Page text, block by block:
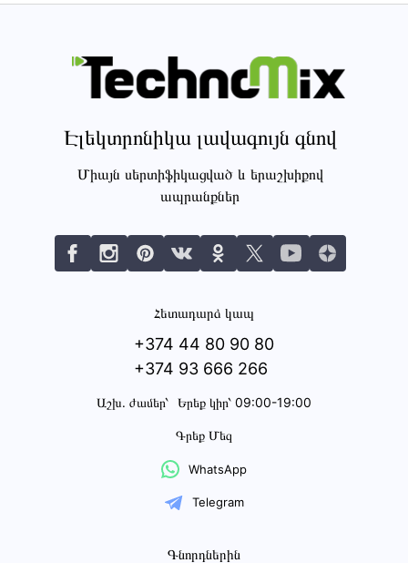
Էլեկտրոնիկա լավագույն գնով
Միայն սերտիֆիկացված և երաշխիքով
ապրանքներ
Հետադարձ կապ
+374 44 80 90 80
+374 93 666 266
Աշխ․ ժամեր՝ Երեք կիր՝ 09:00-19:00
Գրեք Մեզ
WhatsApp
Telegram
Գնորդներին